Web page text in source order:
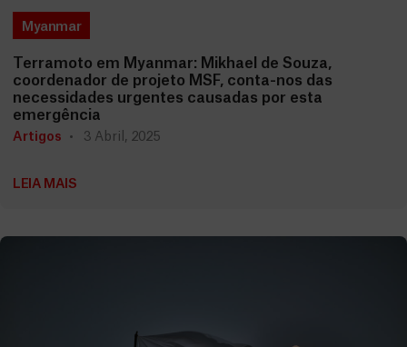
Myanmar
Terramoto em Myanmar: Mikhael de Souza,
coordenador de projeto MSF, conta-nos das
necessidades urgentes causadas por esta
emergência
Artigos 3 Abril, 2025
LEIA MAIS